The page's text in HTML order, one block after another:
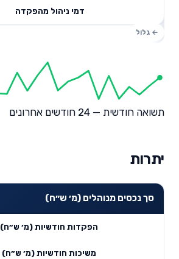
דמי ניהול מהפקדה
תשואה חודשית — 24 חודשים אחרונים
יתרות
סך נכסים מנוהלים (מ׳ ש״ח)
הפקדות חודשיות (מ׳ ש״ח)
משיכות חודשיות (מ׳ ש״ח)